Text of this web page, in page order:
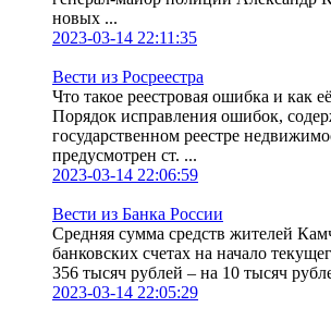
новых ...
2023-03-14 22:11:35
Вести из Росреестра
Что такое реестровая ошибка и как
Порядок исправления ошибок,
государственном реестре
предусмотрен ст. ...
2023-03-14 22:06:59
Вести из Банка России
Средняя сумма средств жителей
банковских счетах на начало
356 тысяч рублей – на 10 тысяч
2023-03-14 22:05:29